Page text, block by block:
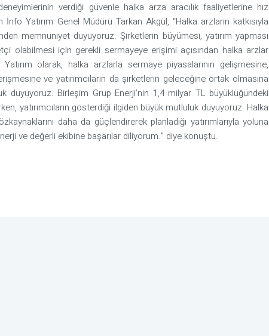
verdiği güvenle halka arza aracılık faaliyetlerine hız
Yatırım Genel Müdürü Tarkan Akgül, “Halka arzların katkısıyla
memnuniyet duyuyoruz. Şirketlerin büyümesi, yatırım yapması
olabilmesi için gerekli sermayeye erişimi açısından halka arzlar
olarak, halka arzlarla sermaye piyasalarının gelişmesine,
ve yatırımcıların da şirketlerin geleceğine ortak olmasına
duyuyoruz. Birleşim Grup Enerji’nin 1,4 milyar TL büyüklüğündeki
yatırımcıların gösterdiği ilgiden büyük mutluluk duyuyoruz. Halka
daha da güçlendirerek planladığı yatırımlarıyla yoluna
ve değerli ekibine başarılar diliyorum.” diye konuştu.